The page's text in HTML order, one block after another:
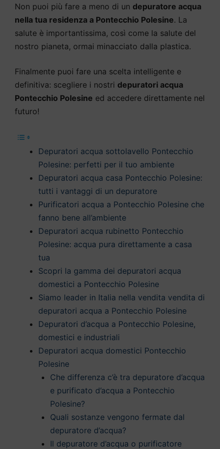
Non puoi più fare a meno di un depuratore acqua
nella tua residenza a Pontecchio Polesine. La
salute è importantissima, così come la salute del
nostro pianeta, ormai minacciato dalla plastica.
Finalmente puoi fare una scelta intelligente e
definitiva: scegliere i nostri depuratori acqua
Pontecchio Polesine ed accedere direttamente nel
futuro!
Depuratori acqua sottolavello Pontecchio
Polesine: perfetti per il tuo ambiente
Depuratori acqua casa Pontecchio Polesine:
tutti i vantaggi di un depuratore
Purificatori acqua a Pontecchio Polesine che
fanno bene all’ambiente
Depuratori acqua rubinetto Pontecchio
Polesine: acqua pura direttamente a casa
tua
Scopri la gamma dei depuratori acqua
domestici a Pontecchio Polesine
Siamo leader in Italia nella vendita vendita di
depuratori acqua a Pontecchio Polesine
Depuratori d’acqua a Pontecchio Polesine,
domestici e industriali
Depuratori acqua domestici Pontecchio
Polesine
Che differenza c’è tra depuratore d’acqua
e purificato d’acqua a Pontecchio
Polesine?
Quali sostanze vengono fermate dal
depuratore d’acqua?
Il depuratore d’acqua o purificatore